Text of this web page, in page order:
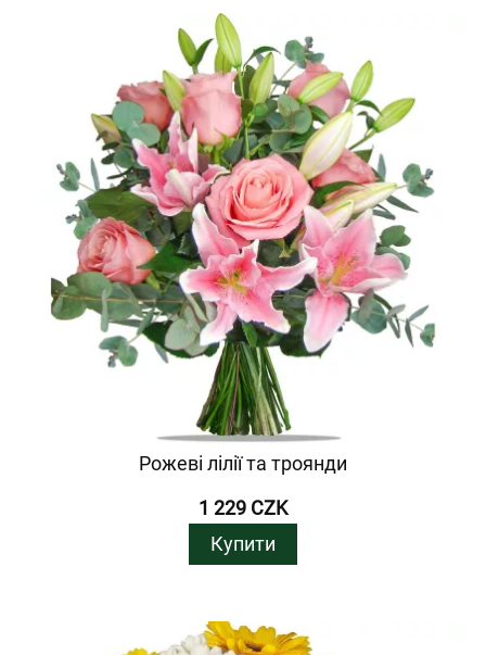
Рожеві лілії та троянди
1 229 CZK
Купити